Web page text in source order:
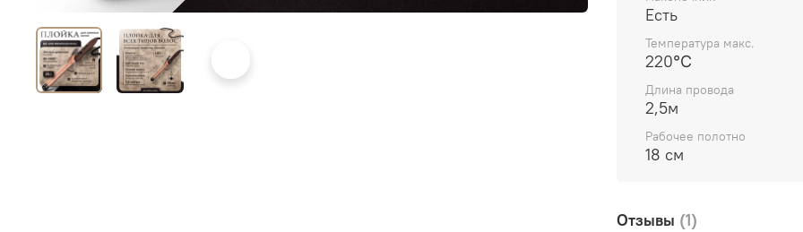
термозащиту с
НЕ РЕКОМЕНДУЕМ
ПОСЛЕ КИСЛОТНЫХ И
Чистить инструмент
избежание
Есть
Температура макс.
220℃
Длина провода
2,5м
Рабочее полотно
18 см
Отзывы (1)